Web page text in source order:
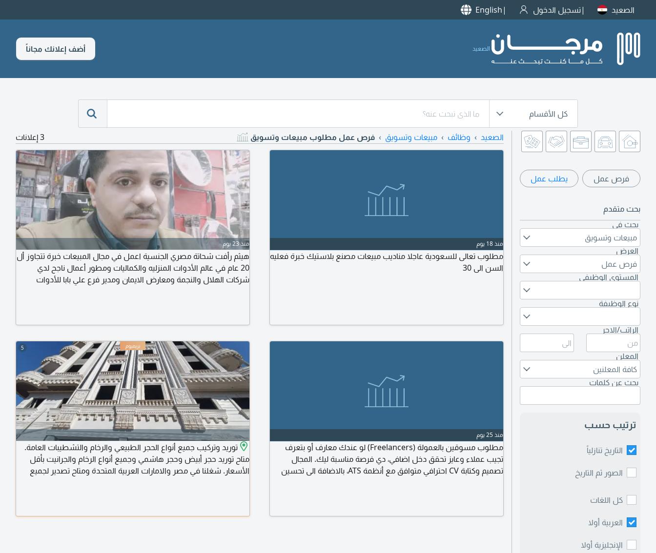
الصعيد تسجيل الدخول English
الصعيد أضف إعلانك مجاناً
كل الأقسام
فرص عمل يطلب عمل
بحث متقدم
بحث في
مبيعات وتسويق
العرض
فرص عمل
المستوى الوظيفي
نوع الوظيفة
الراتب/الاجر
المعلن
كافة المعلنين
بحث عن كلمات
ترتيب حسب
التاريخ تنازلياً
الصور ثم التاريخ
كل اللغات
العربية أولا
الإنجليزية أولا
الصعيد وظائف مبيعات وتسويق فرص عمل مطلوب مبيعات وتسويق 3 إعلانات
منذ 18 يوم
مطلوب تعالى للسعودية عاجلا مناديب مبيعات مصنع بلاستيك خبرة فعليه
السن الى 30
منذ 23 يوم
هيثم رأفت شحاتة مصري الجنسية اعمل في مجال المبيعات خبرة تتجاوز أل
20 عام في عالم الأدوات المنزليه والكماليات ومطور أعمال ناجح لدي
شركات الهلال والنجمة ومعارض الايمان ومدير فرع علي بابا للأدوات
منذ 25 يوم
مطلوب مسوقين بالعمولة (Freelancers) لو عندك معارف أو بتعرف
تجيب عملاء وعايز تحقق دخل اضافي، دي فرصة مناسبة ليك. المجال
تصميم وكتابة CV احترافي متوافق مع أنظمة ATS، بالاضافة الى تحسين
5
توريد وتركيب جميع أنواع الحجر الطبيعي والرخام والتشطيبات العامة.
متاح توريد حجر أبيض وحجر هاشمي وجميع أنواع الرخام والجرانيت بأقل
الأسعار. شغلنا في مصر والامارات العربية المتحدة ومتاح تصدير لجميع